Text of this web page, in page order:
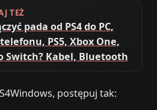
TEŻ
pada od PS4 do PC,
PS5, Xbox One,
Switch? Kabel, Bluetooth
postępuj tak: